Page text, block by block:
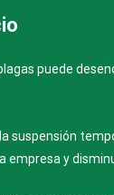
puede
suspensión
y